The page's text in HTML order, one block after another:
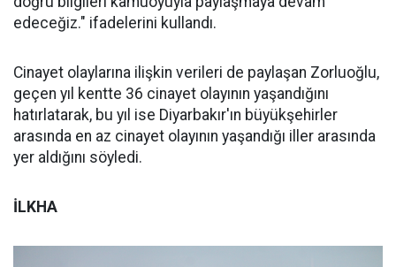
edeceğiz." ifadelerini kullandı.
Cinayet olaylarına ilişkin verileri de paylaşan Zorluoğlu,
geçen yıl kentte 36 cinayet olayının yaşandığını
hatırlatarak, bu yıl ise Diyarbakır'ın büyükşehirler
arasında en az cinayet olayının yaşandığı iller arasında
yer aldığını söyledi.
İLKHA